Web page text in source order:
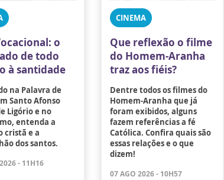
o
de todo
à santidade
na Palavra de
Santo Afonso
Ligório e no
entenda a
cristã e a
dos santos.
- 11H16
CINEMA
Que reflexão o filme
do Homem-Aranha
traz aos fiéis?
Dentre todos os filmes do
Homem-Aranha que já
foram exibidos, alguns
fazem referências a fé
Católica. Confira quais são
essas relações e o que
dizem!
07 AGO 2026 - 10H57